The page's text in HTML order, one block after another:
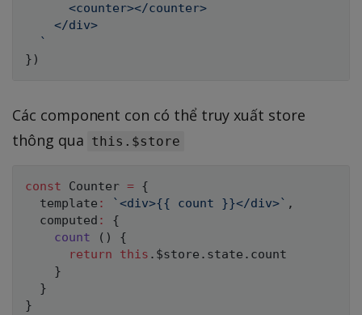
      <counter></counter>
    </div>
`
} )
Các component con có thể truy xuất store
thông qua this.$store
const Counter = {
  template
: `<div>{{ count }}</div>` ,
  computed
:
{
count
( )
{
return
this . $store . state . count
}
}
}